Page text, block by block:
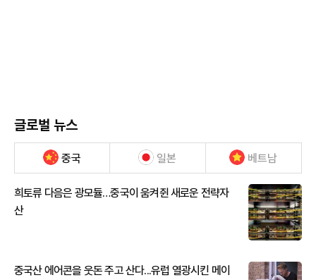
글로벌 뉴스
중국 일본 베트남
희토류 다음은 광모듈…중국이 움켜쥔 새로운 전략자
산
중국산 에어콘을 웃돈 주고 산다...유럽 열광시킨 메이